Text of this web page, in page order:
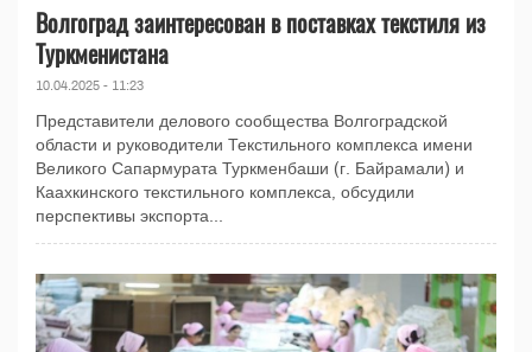
Волгоград заинтересован в поставках текстиля из
Туркменистана
10.04.2025 - 11:23
Представители делового сообщества Волгоградской
области и руководители Текстильного комплекса имени
Великого Сапармурата Туркменбаши (г. Байрамали) и
Каахкинского текстильного комплекса, обсудили
перспективы экспорта...